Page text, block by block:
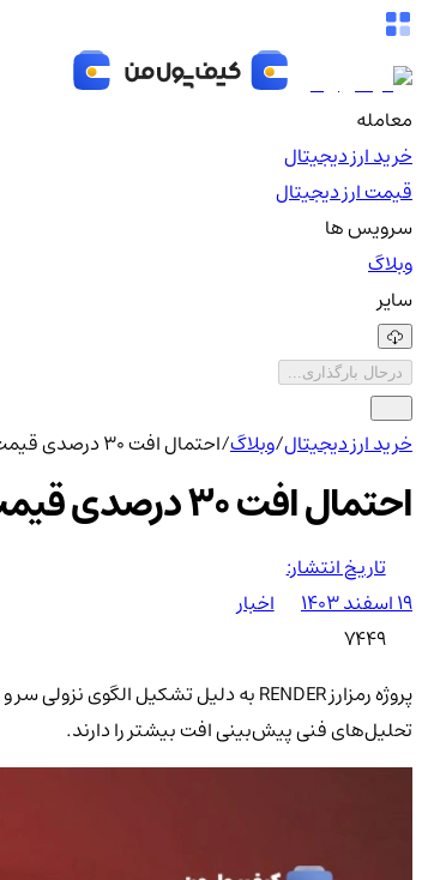
معامله
خرید ارز دیجیتال
قیمت ارز دیجیتال
سرویس ها
وبلاگ
سایر
درحال بارگذاری...
خرید ارز دیجیتال/وبلاگ/احتمال افت 30 درصدی قیمت RENDER؟ الگوی نزولی شناسایی شد
احتمال افت 30 درصدی قیمت RENDER؟ الگوی نزولی شناسایی شد
تاریخ انتشار:
۱۹ اسفند ۱۴۰۳
اخبار
7449
تحلیل‌های فنی پیش‌بینی افت بیشتر را دارند.